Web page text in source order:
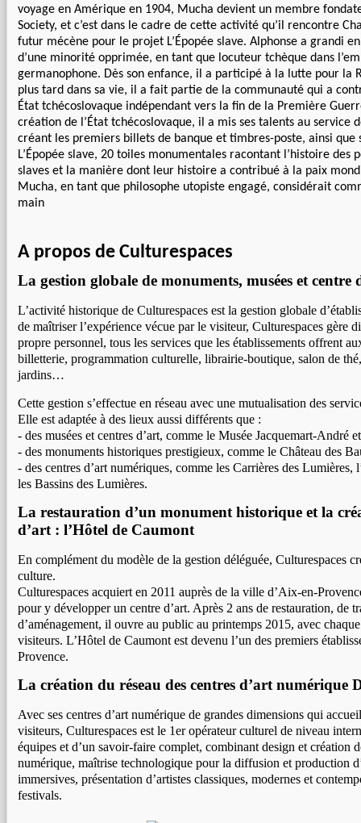
voyage en Amérique en 1904, Mucha devient un membre
Society, et c’est dans le cadre de cette activité qu’il rencontre
futur mécène pour le projet L’Épopée slave. Alphonse a grandi
d’une minorité opprimée, en tant que locuteur tchèque dans
germanophone. Dès son enfance, il a participé à la lutte pour la
plus tard dans sa vie, il a fait partie de la communauté qui a
État tchécoslovaque indépendant vers la fin de la Première
création de l’État tchécoslovaque, il a mis ses talents au service
créant les premiers billets de banque et timbres-poste, ainsi
L’Épopée slave, 20 toiles monumentales racontant l’histoire des
slaves et la manière dont leur histoire a contribué à la paix
Mucha, en tant que philosophe utopiste engagé, considérait
main
A propos de Culturespaces
La gestion globale de monuments, musées et centre
L’activité historique de Culturespaces est la gestion globale
de maîtriser l’expérience vécue par le visiteur, Culturespaces gère
propre personnel, tous les services que les établissements offrent
billetterie, programmation culturelle, librairie-boutique, salon de
jardins…
Cette gestion s’effectue en réseau avec une mutualisation des
Elle est adaptée à des lieux aussi différents que :
- des musées et centres d’art, comme le Musée Jacquemart-André
- des monuments historiques prestigieux, comme le Château des
- des centres d’art numériques, comme les Carrières des Lumières,
les Bassins des Lumières.
La restauration d’un monument historique et la
d’art : l’Hôtel de Caumont
En complément du modèle de la gestion déléguée, Culturespaces
culture.
Culturespaces acquiert en 2011 auprès de la ville d’Aix-en-
pour y développer un centre d’art. Après 2 ans de restauration, de
d’aménagement, il ouvre au public au printemps 2015, avec
visiteurs. L’Hôtel de Caumont est devenu l’un des premiers
Provence.
La création du réseau des centres d’art numérique
Avec ses centres d’art numérique de grandes dimensions qui
visiteurs, Culturespaces est le 1er opérateur culturel de niveau
équipes et d’un savoir-faire complet, combinant design et création
numérique, maîtrise technologique pour la diffusion et production
immersives, présentation d’artistes classiques, modernes et
festivals.